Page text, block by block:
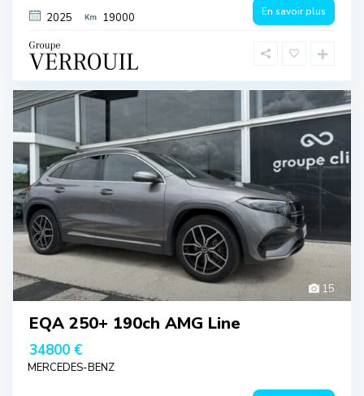
2025 19000 En savoir plus
15
EQA 250+ 190ch AMG Line
34800 €
MERCEDES-BENZ